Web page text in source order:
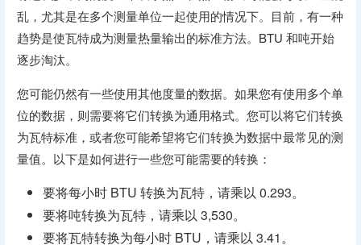
乱，尤其是在多个测量单位一起使用的情况下。目前，有一种
趋势是使瓦特成为测量热量输出的标准方法。BTU 和吨开始
逐步淘汰。
您可能仍然有一些使用其他度量的数据。如果您有使用多个单
位的数据，则需要将它们转换为通用格式。您可以将它们转换
为瓦特标准，或者您可能希望将它们转换为数据中最常见的测
量值。以下是如何进行一些您可能需要的转换：
要将每小时 BTU 转换为瓦特，请乘以 0.293。
要将吨转换为瓦特，请乘以 3,530。
要将瓦特转换为每小时 BTU，请乘以 3.41。